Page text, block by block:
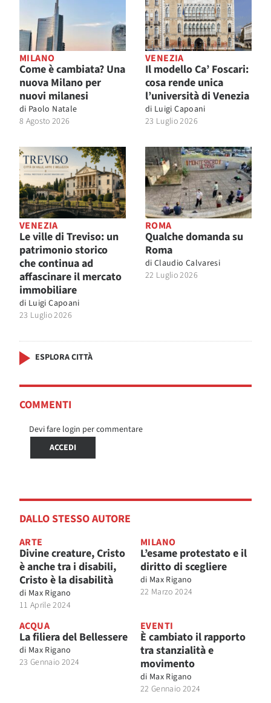
MILANO
Come è cambiata? Una
nuova Milano per
nuovi milanesi
di Paolo Natale
8 Agosto 2026
VENEZIA
Il modello Ca’ Foscari:
cosa rende unica
l’università di Venezia
di Luigi Capoani
23 Luglio 2026
VENEZIA
Le ville di Treviso: un
patrimonio storico
che continua ad
affascinare il mercato
immobiliare
di Luigi Capoani
23 Luglio 2026
ROMA
Qualche domanda su
Roma
di Claudio Calvaresi
22 Luglio 2026
ESPLORA CITTÀ
COMMENTI
Devi fare login per commentare
ACCEDI
DALLO STESSO AUTORE
ARTE
Divine creature, Cristo
è anche tra i disabili,
Cristo è la disabilità
di Max Rigano
11 Aprile 2024
MILANO
L’esame protestato e il
diritto di scegliere
di Max Rigano
22 Marzo 2024
ACQUA
La filiera del Bellessere
di Max Rigano
23 Gennaio 2024
EVENTI
È cambiato il rapporto
tra stanzialità e
movimento
di Max Rigano
22 Gennaio 2024